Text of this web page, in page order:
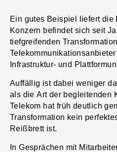
Ein gutes Beispiel liefert die
Konzern befindet sich seit
tiefgreifenden
Infrastruktur- und
Auffällig ist dabei weniger
als die Art der begleitenden
Telekom hat früh deutlich
Transformation kein
Reißbrett ist.
In Gesprächen mit